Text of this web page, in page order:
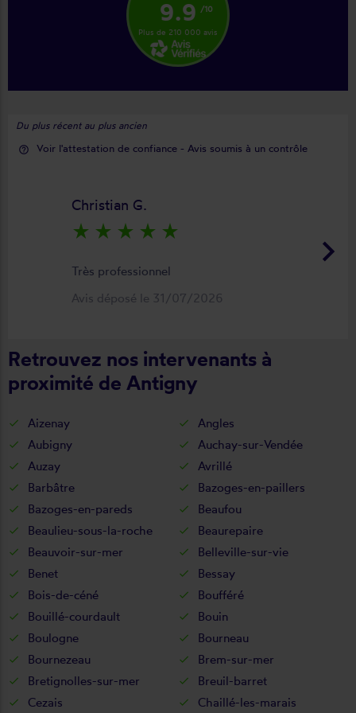
9.9 /10
Plus de 210 000 avis
Du plus récent au plus ancien
help_outline Voir l'attestation de confiance - Avis soumis à un contrôle
keyboard_arrow_right
Christian G.
star_rate star_rate star_rate star_rate star_rate
Très professionnel
Avis déposé le 31/07/2026
Retrouvez nos intervenants à
proximité de Antigny
Aizenay
Angles
Aubigny
Auchay-sur-Vendée
Auzay
Avrillé
Barbâtre
Bazoges-en-paillers
Bazoges-en-pareds
Beaufou
Beaulieu-sous-la-roche
Beaurepaire
Beauvoir-sur-mer
Belleville-sur-vie
Benet
Bessay
Bois-de-céné
Boufféré
Bouillé-courdault
Bouin
Boulogne
Bourneau
Bournezeau
Brem-sur-mer
Bretignolles-sur-mer
Breuil-barret
Cezais
Chaillé-les-marais